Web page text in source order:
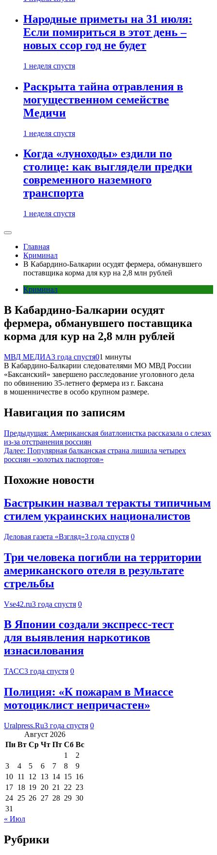
Народные приметы на 31 июля:
Если помириться в этот день –
новых ссор год не будет
1 неделя спустя
Раскрыта тайна отравления в
могущественном семействе
Медичи
1 неделя спустя
Когда «луноходы» ездили по
столице: как выглядели предки
современного наземного
транспорта
1 неделя спустя
Главная
Криминал
В Кабардино-Балкарии осудят фермера, обманувшего
поставщика корма для кур на 2,8 млн рублей
Криминал
В Кабардино-Балкарии осудят
фермера, обманувшего поставщика
корма для кур на 2,8 млн рублей
МВД МЕДИА3 года спустя01 минуты
В Кабардино-Балкарии следователями МО МВД России
«Баксанский» завершено расследование уголовного дела
по обвинению 35-летнего фермера из г. Баксана
в мошенничестве в особо крупном размере.
Навигация по записям
Предыдущая: Американская биатлонистка рассказала о слезах
из-за отстранения россиян
Далее: Популярная балканская страна лишила четырех
россиян «золотых паспортов»
Похожие новости
Бастрыкин назвал теракты типичным
стилем украинских националистов
Деловая газета «Взгляд»3 года спустя 0
Три человека погибли на территории
американского отеля в результате
стрельбы
Vse42.ru3 года спустя 0
В Японии создали экспресс-тест
для выявления наркотиков
изнасилования
ТАСС3 года спустя 0
Полиция: «К пожарам в Миассе
мотоциклист непричастен»
Uralpress.Ru3 года спустя 0
Август 2026
Пн Вт Ср Чт Пт Сб Вс
1
2
3
4 5 6 7 8
9
10 11 12 13 14 15 16
17 18 19 20 21 22 23
24 25 26 27 28 29 30
31
« Июл
Рубрики